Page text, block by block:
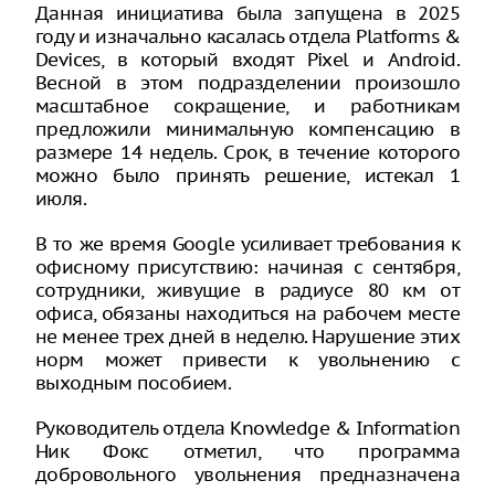
Данная инициатива была запущена в 2025
году и изначально касалась отдела Platforms &
Devices, в который входят Pixel и Android.
Весной в этом подразделении произошло
масштабное сокращение, и работникам
предложили минимальную компенсацию в
размере 14 недель. Срок, в течение которого
можно было принять решение, истекал 1
июля.
В то же время Google усиливает требования к
офисному присутствию: начиная с сентября,
сотрудники, живущие в радиусе 80 км от
офиса, обязаны находиться на рабочем месте
не менее трех дней в неделю. Нарушение этих
норм может привести к увольнению с
выходным пособием.
Руководитель отдела Knowledge & Information
Ник Фокс отметил, что программа
добровольного увольнения предназначена